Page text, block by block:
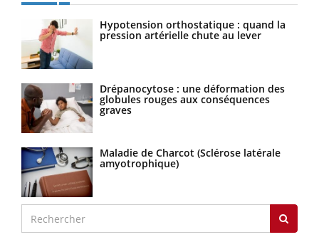
Hypotension orthostatique : quand la
pression artérielle chute au lever
Drépanocytose : une déformation des
globules rouges aux conséquences
graves
Maladie de Charcot (Sclérose latérale
amyotrophique)